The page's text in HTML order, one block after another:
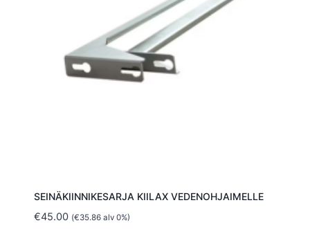
SEINÄKIINNIKESARJA KIILAX VEDENOHJAIMELLE
€45.00 (€35.86alv 0%)